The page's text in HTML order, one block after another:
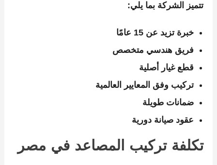
تتميز الشركة بما يلي:
خبرة تزيد عن 15 عامًا
فريق هندسي متخصص
قطع غيار أصلية
تركيب وفق المعايير العالمية
ضمانات طويلة
عقود صيانة دورية
تكلفة تركيب المصاعد في مصر